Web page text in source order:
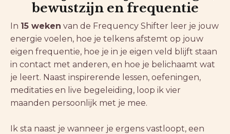
bewustzijn en frequentie
In 15 weken van de Frequency Shifter leer je jouw
energie voelen, hoe je telkens afstemt op jouw
eigen frequentie, hoe je in je eigen veld blijft staan
in contact met anderen, en hoe je belichaamt wat
je leert. Naast inspirerende lessen, oefeningen,
meditaties en live begeleiding, loop ik vier
maanden persoonlijk met je mee.
Ik sta naast je wanneer je ergens vastloopt, een